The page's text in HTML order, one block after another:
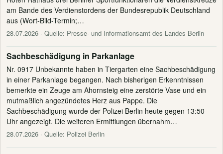
am Bande des Verdienstordens der Bundesrepublik Deutschland
aus (Wort-Bild-Termin;…
28.07.2026 · Quelle: Presse- und Informationsamt des Landes Berlin
Sachbeschädigung in Parkanlage
Nr. 0917 Unbekannte haben in Tiergarten eine Sachbeschädigung
in einer Parkanlage begangen. Nach bisherigen Erkenntnissen
bemerkte ein Zeuge am Ahornsteig eine zerstörte Vase und ein
mutmaßlich angezündetes Herz aus Pappe. Die
Sachbeschädigung wurde der Polizei Berlin heute gegen 13:50
Uhr angezeigt. Die weiteren Ermittlungen übernahm…
28.07.2026 · Quelle: Polizei Berlin